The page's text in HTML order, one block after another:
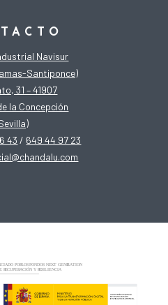
Navisur
Santiponce)
31 – 41907
la Concepción
43 / 649 44 97 23